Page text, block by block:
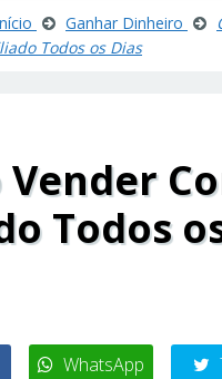
Ganhar Dinheiro
Todos os Dias
Vender
Todos
WhatsApp